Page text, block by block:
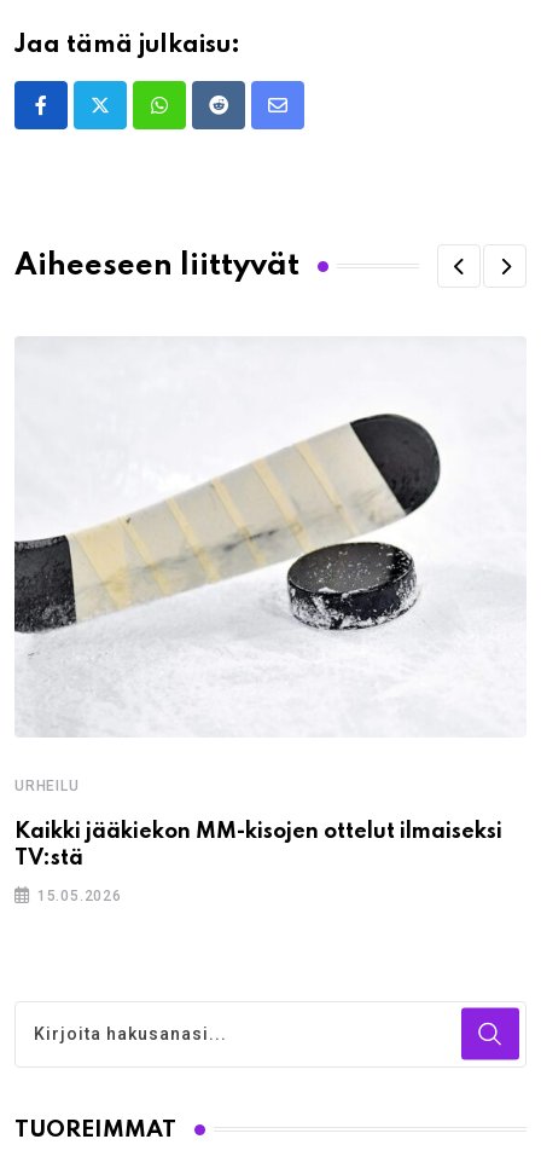
Jaa tämä julkaisu:
WhatsappRedditShare
Aiheeseen liittyvät
URHEILU
Kaikki jääkiekon MM-kisojen ottelut ilmaiseksi
TV:stä
15.05.2026
TUOREIMMAT